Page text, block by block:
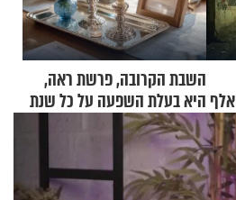
הממשלה תאשר גיוס 240 אלף
השבת הקרובה, פרשת ראה,
היא בעלת השפעה על כל שנת
תשפ"ז